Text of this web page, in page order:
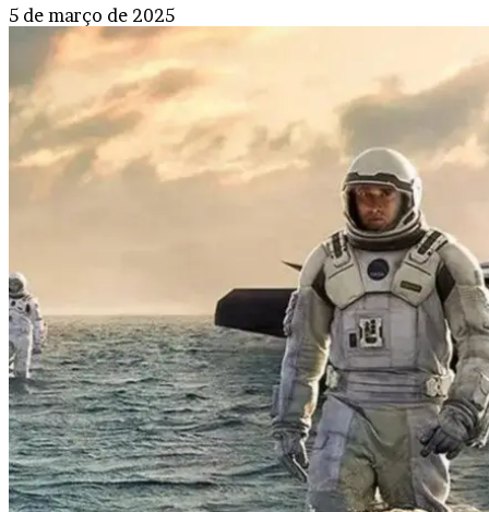
5 de março de 2025